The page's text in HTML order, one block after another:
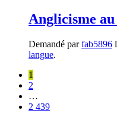
Anglicisme
Demandé parfab5896
langue.
1
2
…
2 439